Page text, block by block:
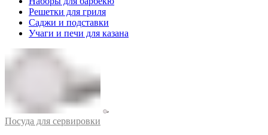
Решетки для гриля
Саджи и подставки
Учаги и печи для казана
Посуда для сервировки